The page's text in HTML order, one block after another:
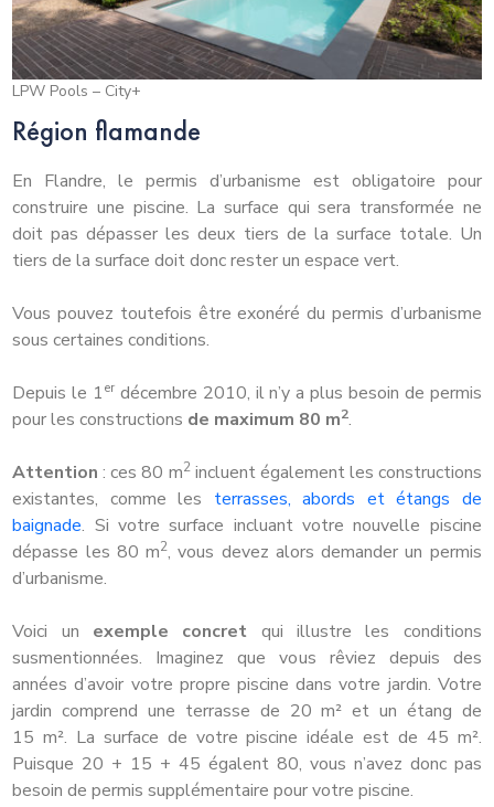
LPW Pools – City+
Région flamande
En Flandre, le permis d’urbanisme est obligatoire pour
construire une piscine. La surface qui sera transformée ne
doit pas dépasser les deux tiers de la surface totale. Un
tiers de la surface doit donc rester un espace vert.
Vous pouvez toutefois être exonéré du permis d’urbanisme
sous certaines conditions.
Depuis le 1erdécembre 2010, il n’y a plus besoin de permis
pour les constructions de maximum 80 m2.
Attention : ces 80 m2incluent également les constructions
existantes, comme les terrasses, abords et étangs de
baignade. Si votre surface incluant votre nouvelle piscine
dépasse les 80 m2, vous devez alors demander un permis
d’urbanisme.
Voici un exemple concret qui illustre les conditions
susmentionnées. Imaginez que vous rêviez depuis des
années d’avoir votre propre piscine dans votre jardin. Votre
jardin comprend une terrasse de 20 m² et un étang de
15 m². La surface de votre piscine idéale est de 45 m².
Puisque 20 + 15 + 45 égalent 80, vous n’avez donc pas
besoin de permis supplémentaire pour votre piscine.